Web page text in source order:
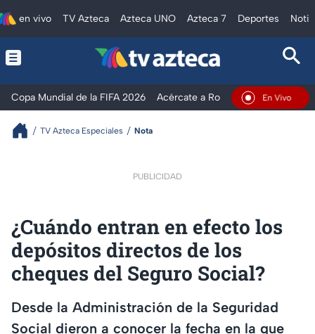
en vivo TV Azteca Azteca UNO Azteca 7 Deportes
Copa Mundial de la FIFA 2026 Acércate a Rocío Ventaneando
En Vivo
TV Azteca Especiales Nota
PUBLICIDAD
¿Cuándo entran en efecto los
depósitos directos de los
cheques del Seguro Social?
Desde la Administración de la Seguridad
Social dieron a conocer la fecha en la que